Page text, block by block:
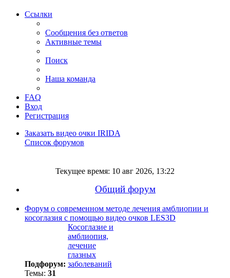
Ссылки
Сообщения без ответов
Активные темы
Поиск
Наша команда
FAQ
Вход
Регистрация
Заказать видео очки IRIDA
Список форумов
Текущее время: 10 авг 2026, 13:22
Общий форум
Форум о современном методе лечения амблиопии и
косоглазия с помощью видео очков LES3D
Подфорум:
Косоглазие и
амблиопия,
лечение
глазных
заболеваний
Темы: 31